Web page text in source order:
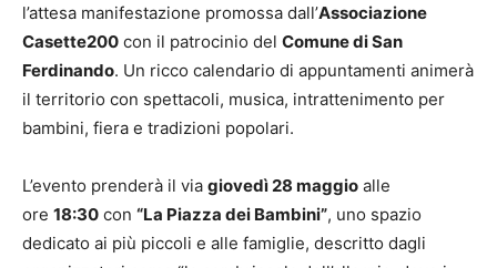
l’attesa manifestazione promossa dall’Associazione
Casette200 con il patrocinio del Comune di San
Ferdinando. Un ricco calendario di appuntamenti animerà
il territorio con spettacoli, musica, intrattenimento per
bambini, fiera e tradizioni popolari.
L’evento prenderà il via giovedì 28 maggio alle
ore 18:30 con “La Piazza dei Bambini”, uno spazio
dedicato ai più piccoli e alle famiglie, descritto dagli